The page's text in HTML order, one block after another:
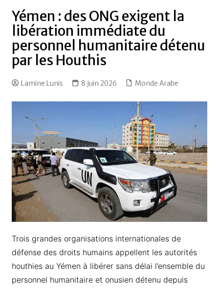
Yémen : des ONG exigent la
libération immédiate du
personnel humanitaire détenu
par les Houthis
Lamine Lunis 8 juin 2026 Monde Arabe
Trois grandes organisations internationales de
défense des droits humains appellent les autorités
houthies au Yémen à libérer sans délai l’ensemble du
personnel humanitaire et onusien détenu depuis